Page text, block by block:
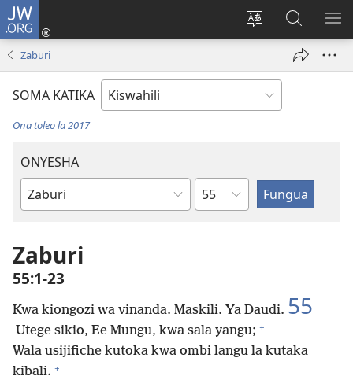
JW.ORG
Badili
tovuti
Ingia
(opens
Tafuta
Katika
JW.ORG
Zaburi
SOMA KATIKA
Ona toleo la 2017
ONYESHA
Kitabu
Biblia
Sura
Zaburi
55:1-23
Kwa kiongozi wa vinanda. Maskili. Ya Daudi. 55
Utege sikio, Ee Mungu, kwa sala yangu; +
Wala usijifiche kutoka kwa ombi langu la kutaka
kibali. +